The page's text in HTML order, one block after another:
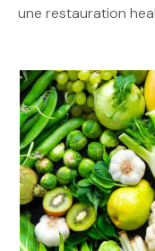
une restauration